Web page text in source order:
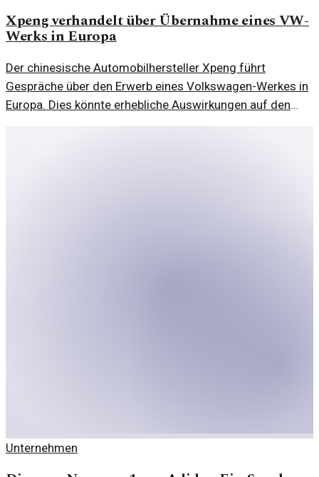
Xpeng verhandelt über Übernahme eines VW-
Werks in Europa
Der chinesische Automobilhersteller Xpeng führt
Gespräche über den Erwerb eines Volkswagen-Werkes in
Europa. Dies könnte erhebliche Auswirkungen auf den
Unternehmen